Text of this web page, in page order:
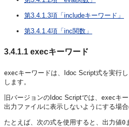
第3.4.1.3項「includeキーワード」
第3.4.1.4項「inc関数」
3.4.1.1 execキーワード
execキーワードは、Idoc Script式を実行
します。
旧バージョンのIdoc Scriptでは、 execキ
出力ファイルに表示しないようにする場合
たとえば、次の式を使用すると、出力値0